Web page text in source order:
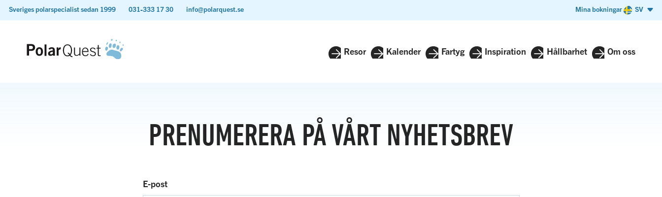
Sveriges polarspecialist sedan 1999 031-333 17 30 info@polarquest.se Mina bokningar SV
Resor Kalender Fartyg Inspiration Hållbarhet Om oss
PRENUMERERA PÅ VÅRT NYHETSBREV
E-post